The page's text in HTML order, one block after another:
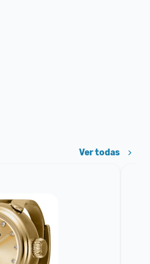
Ver todas